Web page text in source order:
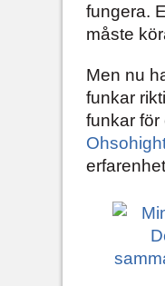
fungera.
måste
Men nu
funkar
funkar för